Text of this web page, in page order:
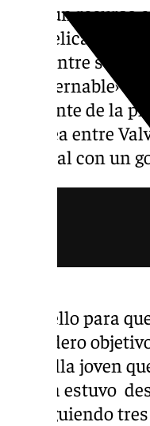
Sería un recurso
una delicada
pues entre sus
‹ingobernable›
ambiente de la
la pelea entre
hospital con un
Todo ello para
verdadero
plantilla joven
blanca estuvo
consiguiendo